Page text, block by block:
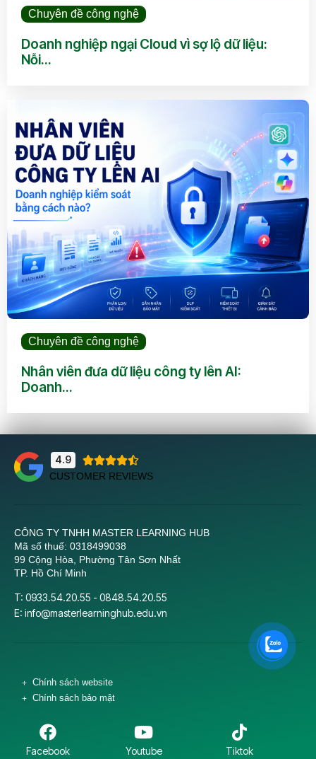
Chuyên đề công nghệ
Doanh nghiệp ngại Cloud vì sợ lộ dữ liệu:
Nỗi...
Chuyên đề công nghệ
Nhân viên đưa dữ liệu công ty lên AI:
Doanh...
4.9 
CUSTOMER REVIEWS
CÔNG TY TNHH MASTER LEARNING HUB
Mã số thuế: 0318499038
99 Cộng Hòa, Phường Tân Sơn Nhất
TP. Hồ Chí Minh
T: 0933.54.20.55 - 0848.54.20.55
E: info@masterlearninghub.edu.vn
Chính sách website
Chính sách bảo mật
Facebook Youtube Tiktok